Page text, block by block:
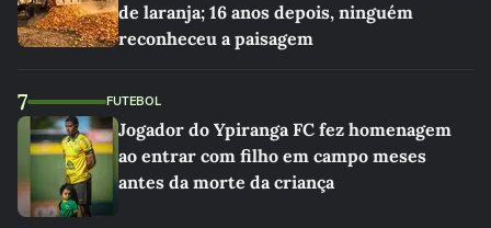
de laranja; 16 anos depois, ninguém
reconheceu a paisagem
7 FUTEBOL
Jogador do Ypiranga FC fez homenagem
ao entrar com filho em campo meses
antes da morte da criança